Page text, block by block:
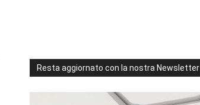
Resta aggiornato con la nostra Newsletter